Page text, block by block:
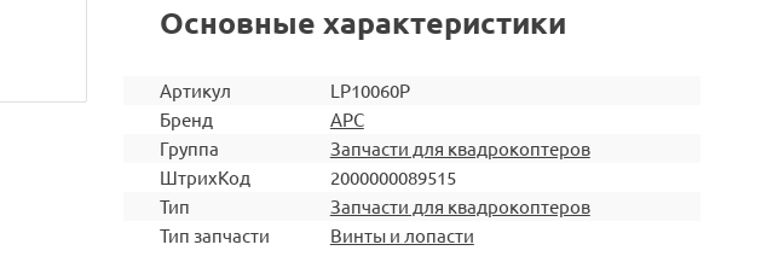
Основные характеристики
Артикул
LP10060P
Бренд
APC
Группа
Запчасти для квадрокоптеров
ШтрихКод
2000000089515
Тип
Запчасти для квадрокоптеров
Тип запчасти
Винты и лопасти